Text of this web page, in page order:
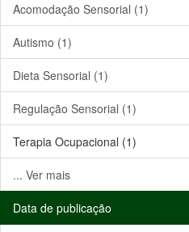
Acomodação Sensorial (1)
Autismo (1)
Dieta Sensorial (1)
Regulação Sensorial (1)
Terapia Ocupacional (1)
... Ver mais
Data de publicação